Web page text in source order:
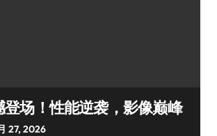
登场！性能逆袭，影像巅峰
27, 2026